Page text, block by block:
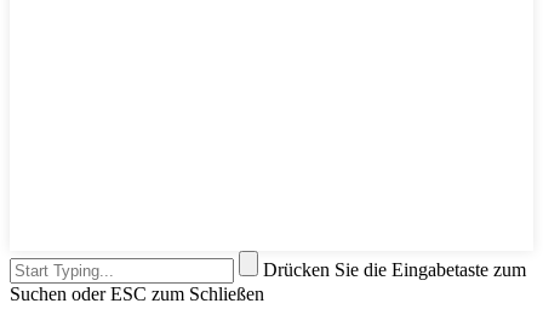
Drücken Sie die Eingabetaste zum
Suchen oder ESC zum Schließen